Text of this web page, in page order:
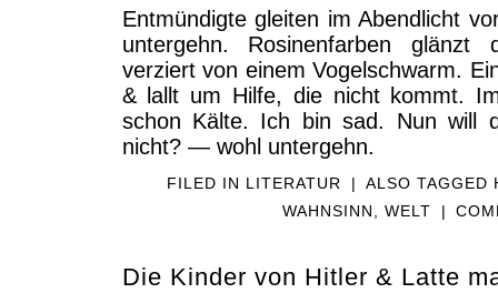
Entmündigte gleiten im Abendlicht
untergehn. Rosinenfarben
verziert von einem Vogelschwarm.
& lallt um Hilfe, die nicht kommt.
schon Kälte. Ich bin sad. Nun will
nicht? — wohl untergehn.
FILED IN LITERATUR | ALSO TAGGED
WAHNSINN
,WELT |
Die Kinder von Hitler & Latte